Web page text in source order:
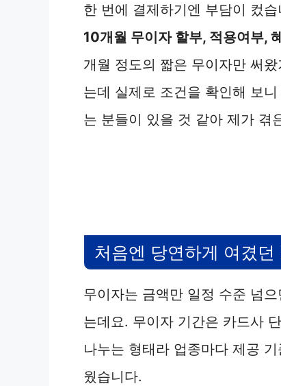
한 번에 결제하기엔 부담이 컸
10개월 무이자 할부, 적용여부,
개월 정도의 짧은 무이자만 써
는데 실제로 조건을 확인해 보
는 분들이 있을 것 같아 제가 겪
처음엔 당연하게 여겼
무이자는 금액만 일정 수준 넘
는데요. 무이자 기간은 카드사
나누는 형태라 업종마다 제공
웠습니다.